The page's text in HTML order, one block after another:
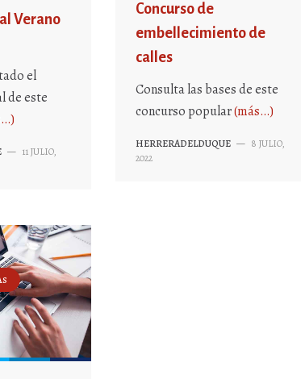
Verano
el
de este
— 11 JULIO,
Concurso de
embellecimiento de
calles
Consulta las bases de este
concurso popular(más…)
HERRERADELDUQUE — 8 JULIO,
2022